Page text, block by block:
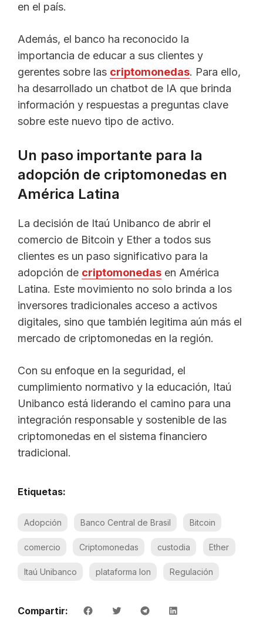
en el país.
Además, el banco ha reconocido la
importancia de educar a sus clientes y
gerentes sobre las criptomonedas. Para ello,
ha desarrollado un chatbot de IA que brinda
información y respuestas a preguntas clave
sobre este nuevo tipo de activo.
Un paso importante para la
adopción de criptomonedas en
América Latina
La decisión de Itaú Unibanco de abrir el
comercio de Bitcoin y Ether a todos sus
clientes es un paso significativo para la
adopción de criptomonedas en América
Latina. Este movimiento no solo brinda a los
inversores tradicionales acceso a activos
digitales, sino que también legitima aún más el
mercado de criptomonedas en la región.
Con su enfoque en la seguridad, el
cumplimiento normativo y la educación, Itaú
Unibanco está liderando el camino para una
integración responsable y sostenible de las
criptomonedas en el sistema financiero
tradicional.
Etiquetas:
Adopción Banco Central de Brasil Bitcoin
comercio Criptomonedas custodia Ether
Itaú Unibanco plataforma Ion Regulación
Compartir: